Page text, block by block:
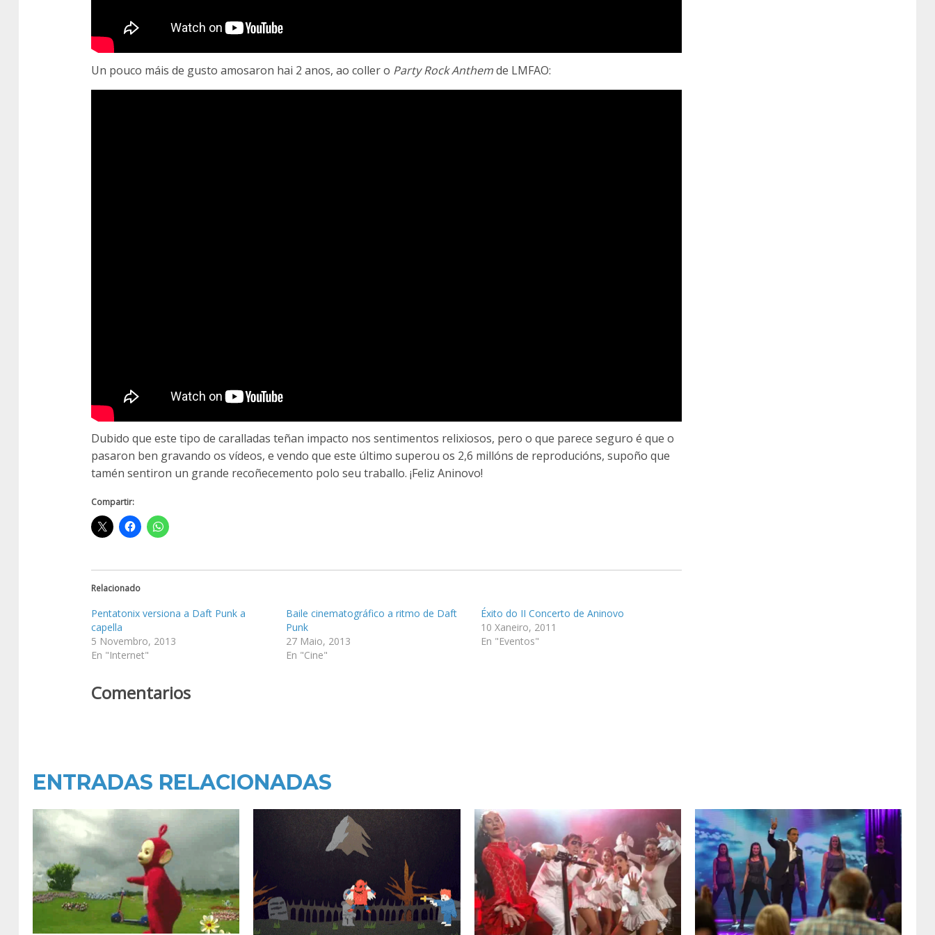
Un pouco máis de gusto amosaron hai 2 anos, ao coller o Party Rock Anthemde LMFAO:
Dubido que este tipo de caralladas teñan impacto nos sentimentos relixiosos, pero o que parece seguro é que o
pasaron ben gravando os vídeos, e vendo que este último superou os 2,6 millóns de reproducións, supoño que
tamén sentiron un grande recoñecemento polo seu traballo. ¡Feliz Aninovo!
Compartir:
Relacionado
Pentatonix versiona a Daft Punk a
capella
5 Novembro, 2013
En "Internet"
Baile cinematográfico a ritmo de Daft
Punk
27 Maio, 2013
En "Cine"
Éxito do II Concerto de Aninovo
10 Xaneiro, 2011
En "Eventos"
Comentarios
ENTRADAS RELACIONADAS